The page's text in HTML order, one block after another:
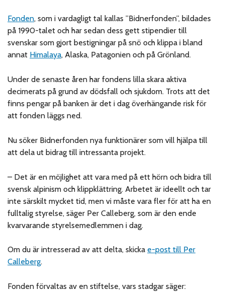
Fonden, som i vardagligt tal kallas ”Bidnerfonden”, bildades
på 1990-talet och har sedan dess gett stipendier till
svenskar som gjort bestigningar på snö och klippa i bland
annat Himalaya, Alaska, Patagonien och på Grönland.
Under de senaste åren har fondens lilla skara aktiva
decimerats på grund av dödsfall och sjukdom. Trots att det
finns pengar på banken är det i dag överhängande risk för
att fonden läggs ned.
Nu söker Bidnerfonden nya funktionärer som vill hjälpa till
att dela ut bidrag till intressanta projekt.
– Det är en möjlighet att vara med på ett hörn och bidra till
svensk alpinism och klippklättring. Arbetet är ideellt och tar
inte särskilt mycket tid, men vi måste vara fler för att ha en
fulltalig styrelse, säger Per Calleberg, som är den ende
kvarvarande styrelsemedlemmen i dag.
Om du är intresserad av att delta, skicka e-post till Per
Calleberg.
Fonden förvaltas av en stiftelse, vars stadgar säger: